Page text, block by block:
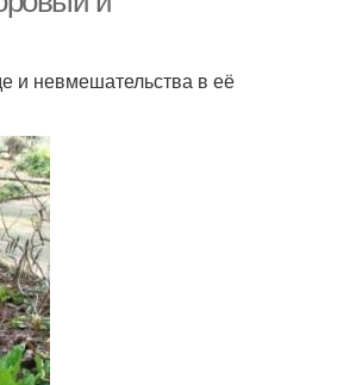
и невмешательства в её